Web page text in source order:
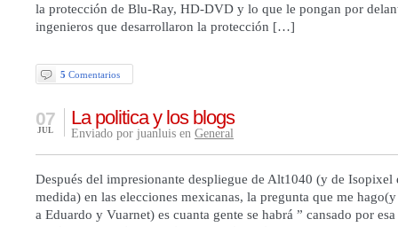
la protección de Blu-Ray, HD-DVD y lo que le pongan por
ingenieros que desarrollaron la protección […]
5 Comentarios
La politica y los blogs
07
JUL Enviado por juanluis en General
Después del impresionante despliegue de Alt1040 (y de Isopixel
medida) en las elecciones mexicanas, la pregunta que me
a Eduardo y Vuarnet) es cuanta gente se habrá ” cansado por